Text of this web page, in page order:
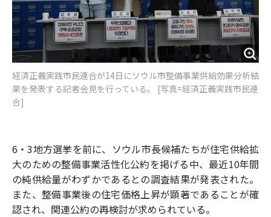
経済正義実践市民連合が14日にソウル市整備事業供給効果分析結
果を発表する記者会見を行っている。 [写真=経済正義実践市民連
合]
6・3地方選挙を前に、ソウル市長候補たちが住宅供給拡
大のための整備事業活性化公約を掲げる中、最近10年間
の純供給量がわずかであるとの調査結果が発表された。
また、整備事業後の住宅価格上昇が顕著であることが確
認され、関連公約の再検討が求められている。